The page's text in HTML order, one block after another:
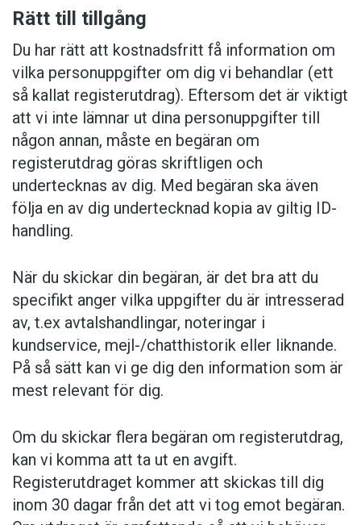
Rätt till tillgång
Du har rätt att kostnadsfritt få information om
vilka personuppgifter om dig vi behandlar (ett
så kallat registerutdrag). Eftersom det är viktigt
att vi inte lämnar ut dina personuppgifter till
någon annan, måste en begäran om
registerutdrag göras skriftligen och
undertecknas av dig. Med begäran ska även
följa en av dig undertecknad kopia av giltig ID-
handling.
När du skickar din begäran, är det bra att du
specifikt anger vilka uppgifter du är intresserad
av, t.ex avtalshandlingar, noteringar i
kundservice, mejl-/chatthistorik eller liknande.
På så sätt kan vi ge dig den information som är
mest relevant för dig.
Om du skickar flera begäran om registerutdrag,
kan vi komma att ta ut en avgift.
Registerutdraget kommer att skickas till dig
inom 30 dagar från det att vi tog emot begäran.